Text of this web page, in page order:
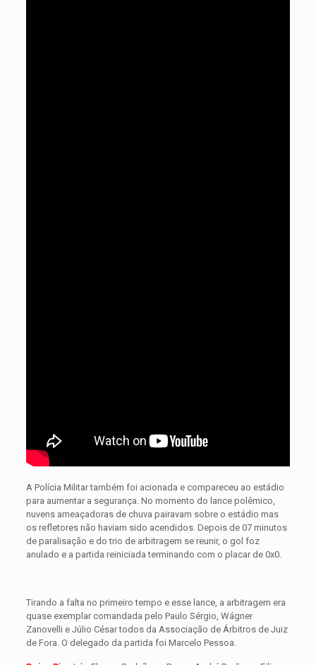
A Polícia Militar também foi acionada e compareceu ao estádio
para aumentar a segurança. No momento do lance polêmico,
nuvens ameaçadoras de chuva pairavam sobre o estádio mas
os refletores não haviam sido acendidos. Depois de 07 minutos
de paralisação e do trio de arbitragem se reunir, o gol foz
anulado e a partida reiniciada terminando com o placar de 0x0.
Tirando a falta no primeiro tempo e esse lance, a arbitragem era
quase exemplar comandada pelo Paulo Sérgio, Wágner
Zanovelli e Júlio César todos da Associação de Árbitros de Juiz
de Fora. O delegado da partida foi Marcelo Pessoa.